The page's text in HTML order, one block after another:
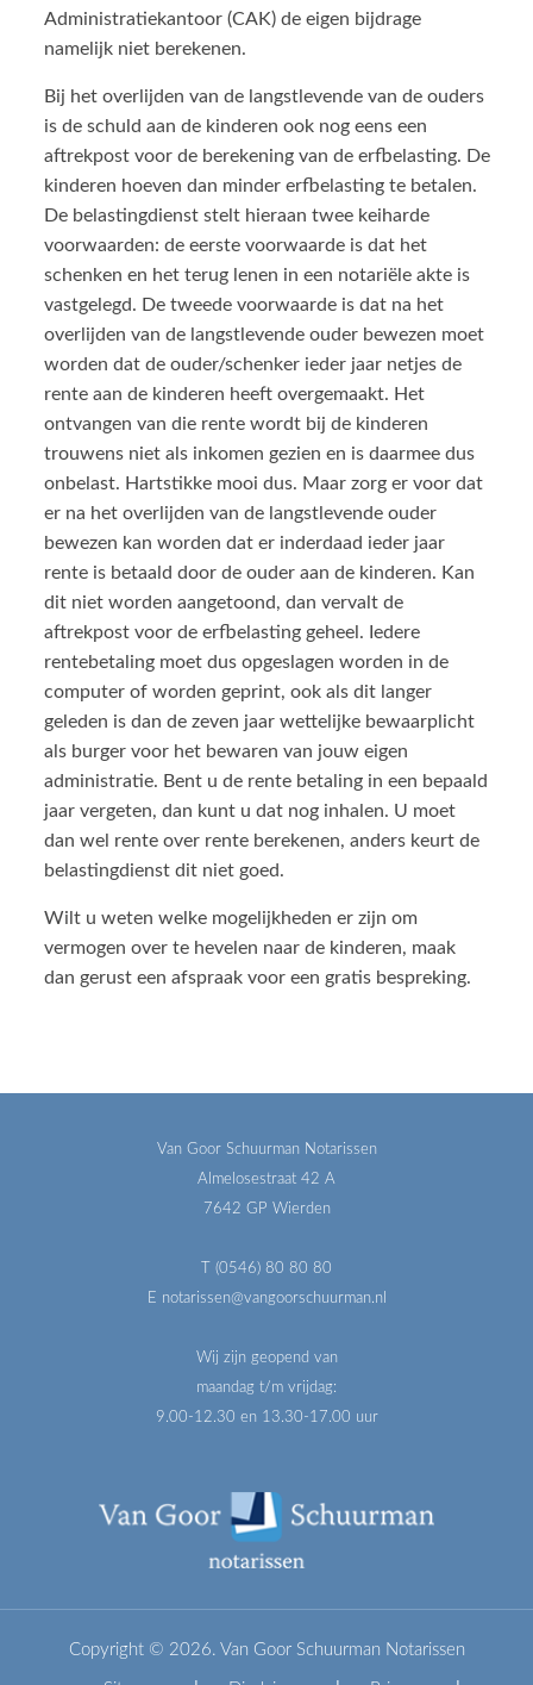
Administratiekantoor (CAK) de eigen bijdrage
namelijk niet berekenen.
Bij het overlijden van de langstlevende van de ouders
is de schuld aan de kinderen ook nog eens een
aftrekpost voor de berekening van de erfbelasting. De
kinderen hoeven dan minder erfbelasting te betalen.
De belastingdienst stelt hieraan twee keiharde
voorwaarden: de eerste voorwaarde is dat het
schenken en het terug lenen in een notariële akte is
vastgelegd. De tweede voorwaarde is dat na het
overlijden van de langstlevende ouder bewezen moet
worden dat de ouder/schenker ieder jaar netjes de
rente aan de kinderen heeft overgemaakt. Het
ontvangen van die rente wordt bij de kinderen
trouwens niet als inkomen gezien en is daarmee dus
onbelast. Hartstikke mooi dus. Maar zorg er voor dat
er na het overlijden van de langstlevende ouder
bewezen kan worden dat er inderdaad ieder jaar
rente is betaald door de ouder aan de kinderen. Kan
dit niet worden aangetoond, dan vervalt de
aftrekpost voor de erfbelasting geheel. Iedere
rentebetaling moet dus opgeslagen worden in de
computer of worden geprint, ook als dit langer
geleden is dan de zeven jaar wettelijke bewaarplicht
als burger voor het bewaren van jouw eigen
administratie. Bent u de rente betaling in een bepaald
jaar vergeten, dan kunt u dat nog inhalen. U moet
dan wel rente over rente berekenen, anders keurt de
belastingdienst dit niet goed.
Wilt u weten welke mogelijkheden er zijn om
vermogen over te hevelen naar de kinderen, maak
dan gerust een afspraak voor een gratis bespreking.
Van Goor Schuurman Notarissen
Almelosestraat 42 A
7642 GP Wierden
T (0546) 80 80 80
E notarissen@vangoorschuurman.nl
Wij zijn geopend van
maandag t/m vrijdag:
9.00-12.30 en 13.30-17.00 uur
Copyright © 2026. Van Goor Schuurman Notarissen